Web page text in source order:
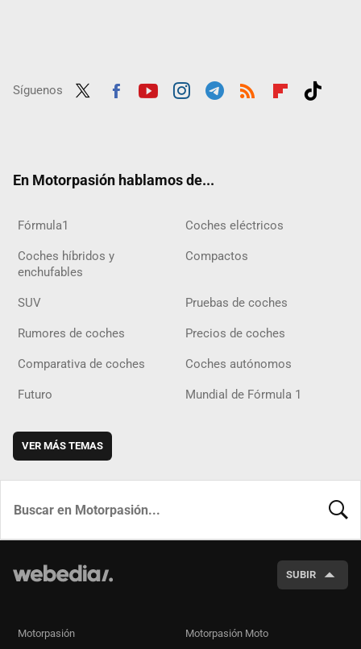
Síguenos
En Motorpasión hablamos de...
Fórmula1 Coches eléctricos
Coches híbridos y
enchufables
Compactos
SUV Pruebas de coches
Rumores de coches Precios de coches
Comparativa de coches Coches autónomos
Futuro Mundial de Fórmula 1
VER MÁS TEMAS
SUBIR
Motorpasión Motorpasión Moto